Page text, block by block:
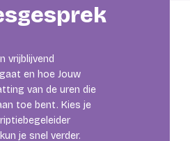
vrijblijvend
en hoe Jouw
van de uren die
toe bent. Kies je
je snel verder.